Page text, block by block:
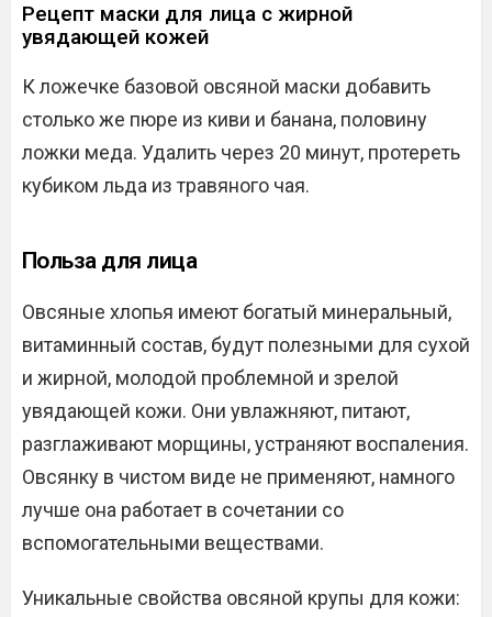
Рецепт маски для лица с жирной
увядающей кожей
К ложечке базовой овсяной маски добавить
столько же пюре из киви и банана, половину
ложки меда. Удалить через 20 минут, протереть
кубиком льда из травяного чая.
Польза для лица
Овсяные хлопья имеют богатый минеральный,
витаминный состав, будут полезными для сухой
и жирной, молодой проблемной и зрелой
увядающей кожи. Они увлажняют, питают,
разглаживают морщины, устраняют воспаления.
Овсянку в чистом виде не применяют, намного
лучше она работает в сочетании со
вспомогательными веществами.
Уникальные свойства овсяной крупы для кожи: